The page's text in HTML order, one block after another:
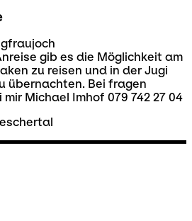
gib es die Möglichkeit am
zu reisen und in der Jugi
übernachten. Bei fragen
Michael Imhof 079 742 27 04